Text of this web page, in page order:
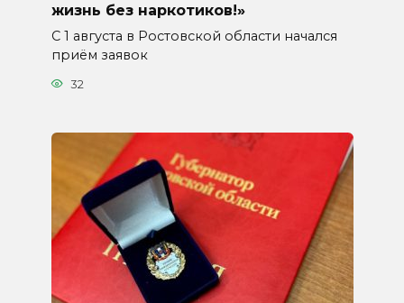
жизнь без наркотиков!»
С 1 августа в Ростовской области начался
приём заявок
32